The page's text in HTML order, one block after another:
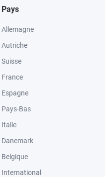
Pays
Allemagne
Autriche
Suisse
France
Espagne
Pays-Bas
Italie
Danemark
Belgique
International